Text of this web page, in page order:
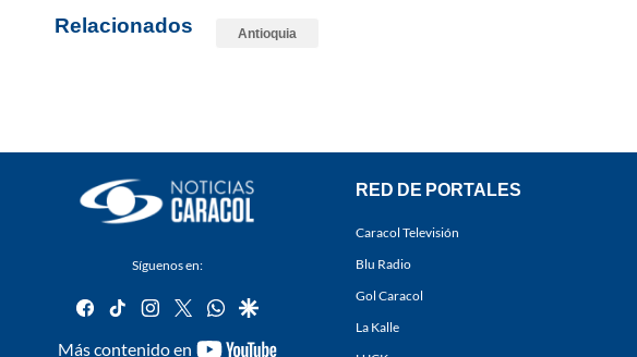
Relacionados Antioquia
Síguenos en:
facebook
tiktok instagram
twitterwhatsapp
google
Más contenido en
youtube-
RED DE PORTALES
Caracol Televisión
Blu Radio
Gol Caracol
La Kalle